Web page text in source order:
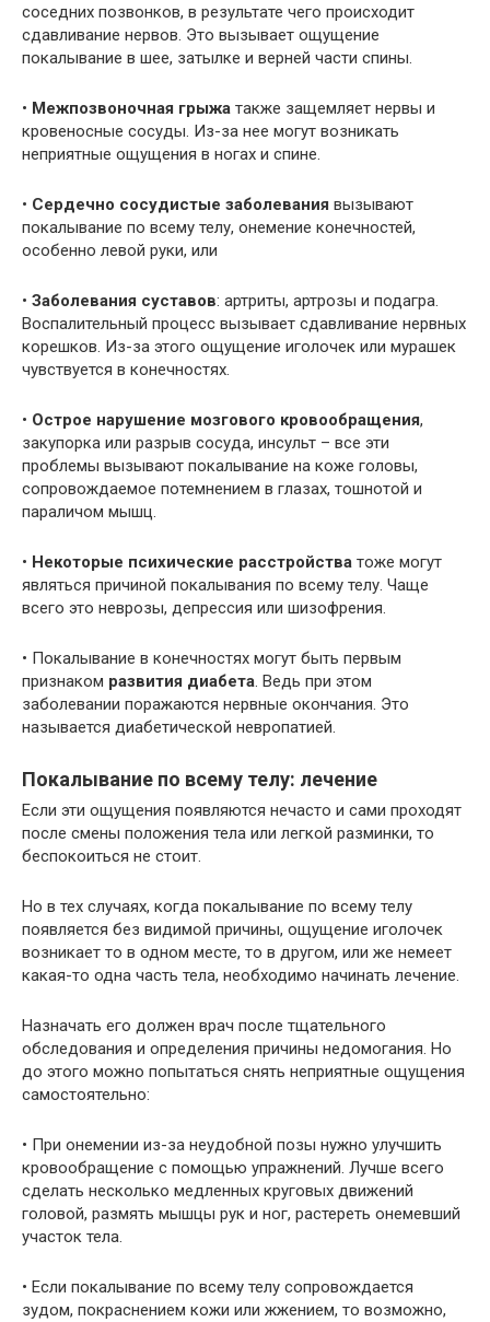
соседних позвонков, в результате чего происходит
сдавливание нервов. Это вызывает ощущение
покалывание в шее, затылке и верней части спины.
• Межпозвоночная грыжа также защемляет нервы и
кровеносные сосуды. Из-за нее могут возникать
неприятные ощущения в ногах и спине.
• Сердечно сосудистые заболевания вызывают
покалывание по всему телу, онемение конечностей,
особенно левой руки, или
• Заболевания суставов: артриты, артрозы и подагра.
Воспалительный процесс вызывает сдавливание нервных
корешков. Из-за этого ощущение иголочек или мурашек
чувствуется в конечностях.
• Острое нарушение мозгового кровообращения,
закупорка или разрыв сосуда, инсульт – все эти
проблемы вызывают покалывание на коже головы,
сопровождаемое потемнением в глазах, тошнотой и
параличом мышц.
• Некоторые психические расстройства тоже могут
являться причиной покалывания по всему телу. Чаще
всего это неврозы, депрессия или шизофрения.
• Покалывание в конечностях могут быть первым
признаком развития диабета. Ведь при этом
заболевании поражаются нервные окончания. Это
называется диабетической невропатией.
Покалывание по всему телу: лечение
Если эти ощущения появляются нечасто и сами проходят
после смены положения тела или легкой разминки, то
беспокоиться не стоит.
Но в тех случаях, когда покалывание по всему телу
появляется без видимой причины, ощущение иголочек
возникает то в одном месте, то в другом, или же немеет
какая-то одна часть тела, необходимо начинать лечение.
Назначать его должен врач после тщательного
обследования и определения причины недомогания. Но
до этого можно попытаться снять неприятные ощущения
самостоятельно:
• При онемении из-за неудобной позы нужно улучшить
кровообращение с помощью упражнений. Лучше всего
сделать несколько медленных круговых движений
головой, размять мышцы рук и ног, растереть онемевший
участок тела.
• Если покалывание по всему телу сопровождается
зудом, покраснением кожи или жжением, то возможно,